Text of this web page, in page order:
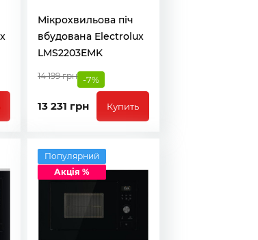
Мікрохвильова піч
вбудована Electrolux
LMS2203EMK
14 199 грн -7%
13 231 грн Купить
Популярний
Акція %